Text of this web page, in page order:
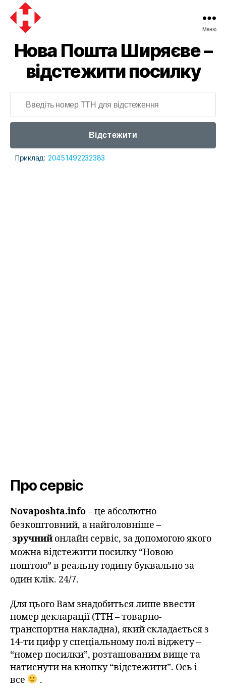
Меню
Нова Пошта Ширяєве –
відстежити посилку
Відстежити
Приклад: 20451492232383
Про сервіс
Novaposhta.info– це абсолютно
безкоштовний, а найголовніше –
зручнийонлайн сервіс, за допомогою якого
можна відстежити посилку “Новою
поштою” в реальну годину буквально за
один клік. 24/7.
Для цього Вам знадобиться лише ввести
номер декларації (ТТН – товарно-
транспортна накладна), який складається з
14-ти цифр у спеціальному полі віджету –
“номер посилки”, розташованим вище та
натиснути на кнопку “відстежити”. Ось і
все
.